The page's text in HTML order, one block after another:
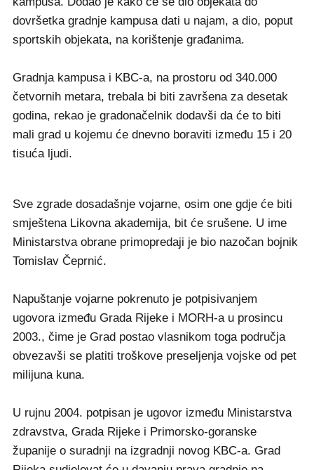
dovršetka gradnje kampusa dati u najam, a dio, poput
sportskih objekata, na korištenje građanima.
Gradnja kampusa i KBC-a, na prostoru od 340.000
četvornih metara, trebala bi biti završena za desetak
godina, rekao je gradonačelnik dodavši da će to biti
mali grad u kojemu će dnevno boraviti između 15 i 20
tisuća ljudi.
Sve zgrade dosadašnje vojarne, osim one gdje će biti
smještena Likovna akademija, bit će srušene. U ime
Ministarstva obrane primopredaji je bio nazočan bojnik
Tomislav Čeprnić.
Napuštanje vojarne pokrenuto je potpisivanjem
ugovora između Grada Rijeke i MORH-a u prosincu
2003., čime je Grad postao vlasnikom toga područja
obvezavši se platiti troškove preseljenja vojske od pet
milijuna kuna.
U rujnu 2004. potpisan je ugovor između Ministarstva
zdravstva, Grada Rijeke i Primorsko-goranske
županije o suradnji na izgradnji novog KBC-a. Grad